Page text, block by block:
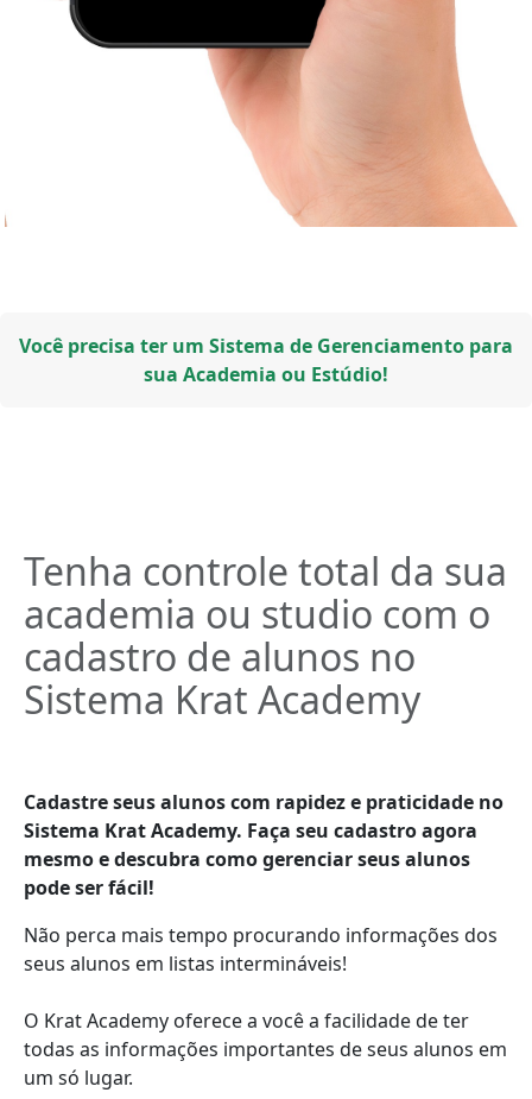
Você precisa ter um Sistema de Gerenciamento para
sua Academia ou Estúdio!
Tenha controle total da sua
academia ou studio com o
cadastro de alunos no
Sistema Krat Academy
Cadastre seus alunos com rapidez e praticidade no
Sistema Krat Academy. Faça seu cadastro agora
mesmo e descubra como gerenciar seus alunos
pode ser fácil!
Não perca mais tempo procurando informações dos
seus alunos em listas intermináveis!
O Krat Academy oferece a você a facilidade de ter
todas as informações importantes de seus alunos em
um só lugar.